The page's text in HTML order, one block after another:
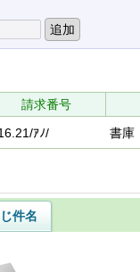
請求番号
ｱﾉ/ 書庫
件名